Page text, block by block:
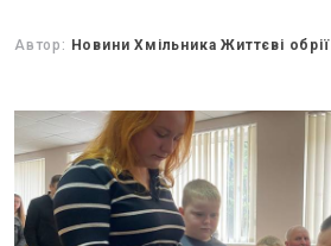
Автор: Новини Хмільника Життєві обрії